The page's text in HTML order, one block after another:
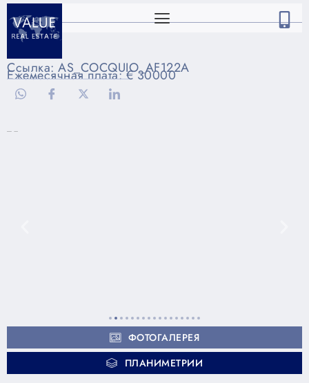
Ссылка: AS_COCQUIO_AF122A
Ежемесячная плата: € 30000
ФОТОГАЛЕРЕЯ
ПЛАНИМЕТРИИ